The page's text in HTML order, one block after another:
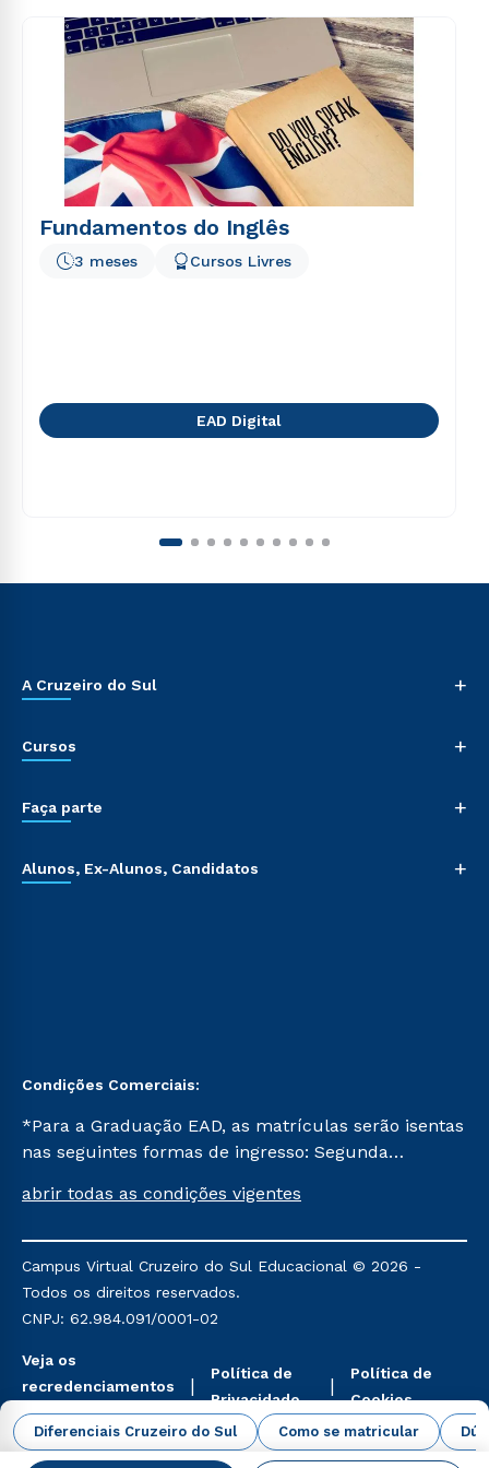
Diferenciais Cruzeiro do Sul Como se matricular
consequuntur magni dolores eos qui ratione
voluptatem sequi nesciunt.
Fundamentos do Inglês
3 meses Cursos Livres
EAD Digital
A Cruzeiro do Sul +
Cursos +
Faça parte +
Alunos, Ex-Alunos, Candidatos +
Condições Comerciais:
*Para a Graduação EAD, as matrículas serão isentas
nas seguintes formas de ingresso: Segunda
Já para as demais, a taxa de matrícula será de R$
mencionadas são referentes aos cursos: Ensino
Religioso, Geografia para a Docência e Metodologia
do Ensino de História: Questões Atuais.
abrir todas as condições vigentes
Campus Virtual Cruzeiro do Sul Educacional © 2026 -
Todos os direitos reservados.
CNPJ: 62.984.091/0001-02
Veja os
recredenciamentos
aqui
Política de
Privacidade
Política de
Cookies